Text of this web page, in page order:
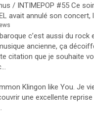
/ INTIMEPOP #55 Ce
avait annulé son concert,
c’est aussi du rock
ancienne, ça
citation que je souhaite
Klingon like You. Je
une excellente